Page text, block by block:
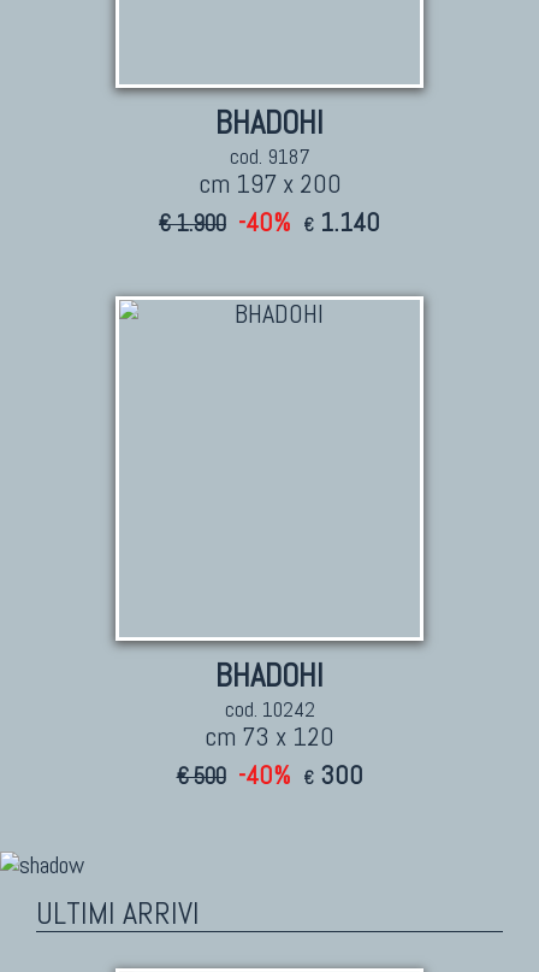
BHADOHI
cod. 9187
cm 197 x 200
€ 1.900 -40% € 1.140
BHADOHI
cod. 10242
cm 73 x 120
€ 500 -40% € 300
ULTIMI ARRIVI